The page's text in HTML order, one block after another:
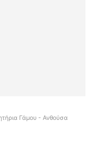
Γάμου - Ανθούσα